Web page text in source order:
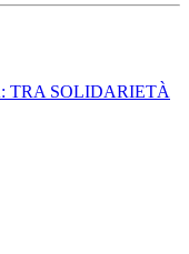
TRA SOLIDARIETÀ